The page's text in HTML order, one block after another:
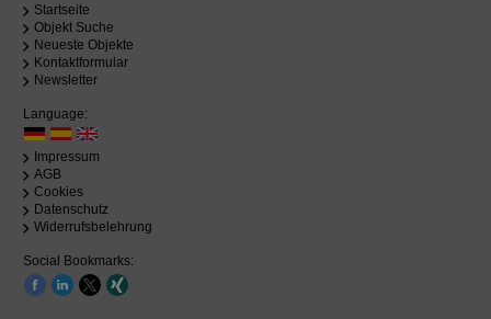
Startseite
Objekt Suche
Neueste Objekte
Kontaktformular
Newsletter
Language:
Impressum
AGB
Cookies
Datenschutz
Widerrufsbelehrung
Social Bookmarks: